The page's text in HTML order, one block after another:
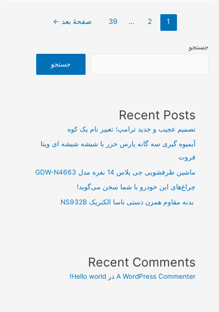
ریالی
1
2
…
39 صفحهٔ بعد ←
جستجو
جستجو
Recent Posts
تصمیم عجیب و جدید ترامپ؛ تغییر نام یک کوه
آبمیوه گیری سه گانه پارس خزر با شیشه شیشه ای ویتا
فروت
ماشین ظرفشویی جی پلاس 14 نفره مدل GDW-N4663
چراغ‌های این خودرو با شما سخن می‌گوید!
بدنه مقاوم همزن دستی ناسا الکتریک NS932B
Recent Comments
A WordPress Commenter درHello world!